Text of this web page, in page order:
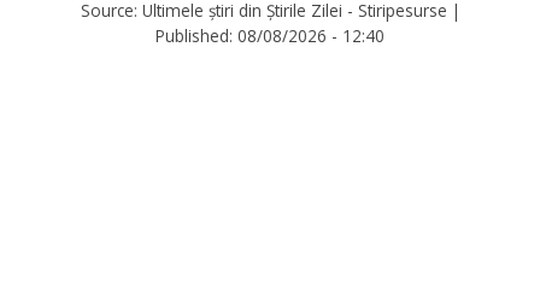
Source: Ultimele știri din Știrile Zilei - Stiripesurse |
Published: 08/08/2026 - 12:40